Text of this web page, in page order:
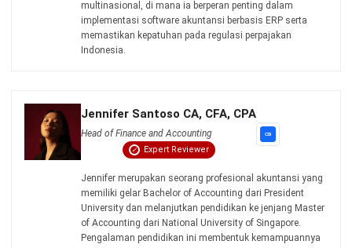
- 29/07/2026
AI untuk Keputusan Bisnis: